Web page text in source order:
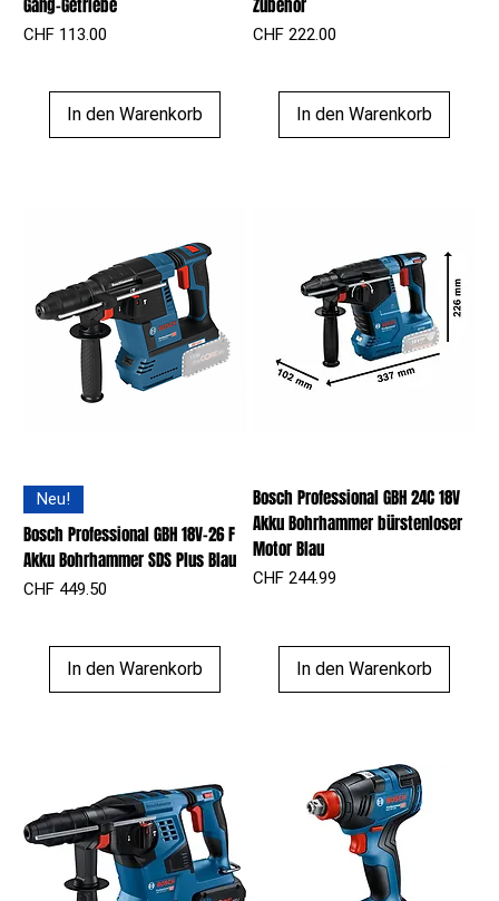
Gang-Getriebe
Preis
CHF 113.00
In den Warenkorb
Zubehör
Preis
CHF 222.00
In den Warenkorb
Neu!
Bosch Professional GBH 18V-26 F
Akku Bohrhammer SDS Plus Blau
Preis
CHF 449.50
In den Warenkorb
Bosch Professional GBH 24C 18V
Akku Bohrhammer bürstenloser
Motor Blau
Preis
CHF 244.99
In den Warenkorb